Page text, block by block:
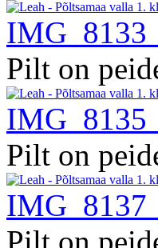
IMG_8133
Pilt on
IMG_8135
Pilt on
IMG_8137